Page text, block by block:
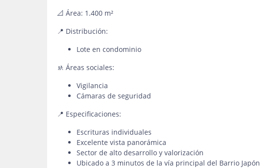
📐 Área: 1.400 m²
📍 Distribución:
Lote en condominio
🚸 Áreas sociales:
Vigilancia
Cámaras de seguridad
📍 Especificaciones:
Escrituras individuales
Excelente vista panorámica
Sector de alto desarrollo y valorización
Ubicado a 3 minutos de la vía principal del Barrio Japón